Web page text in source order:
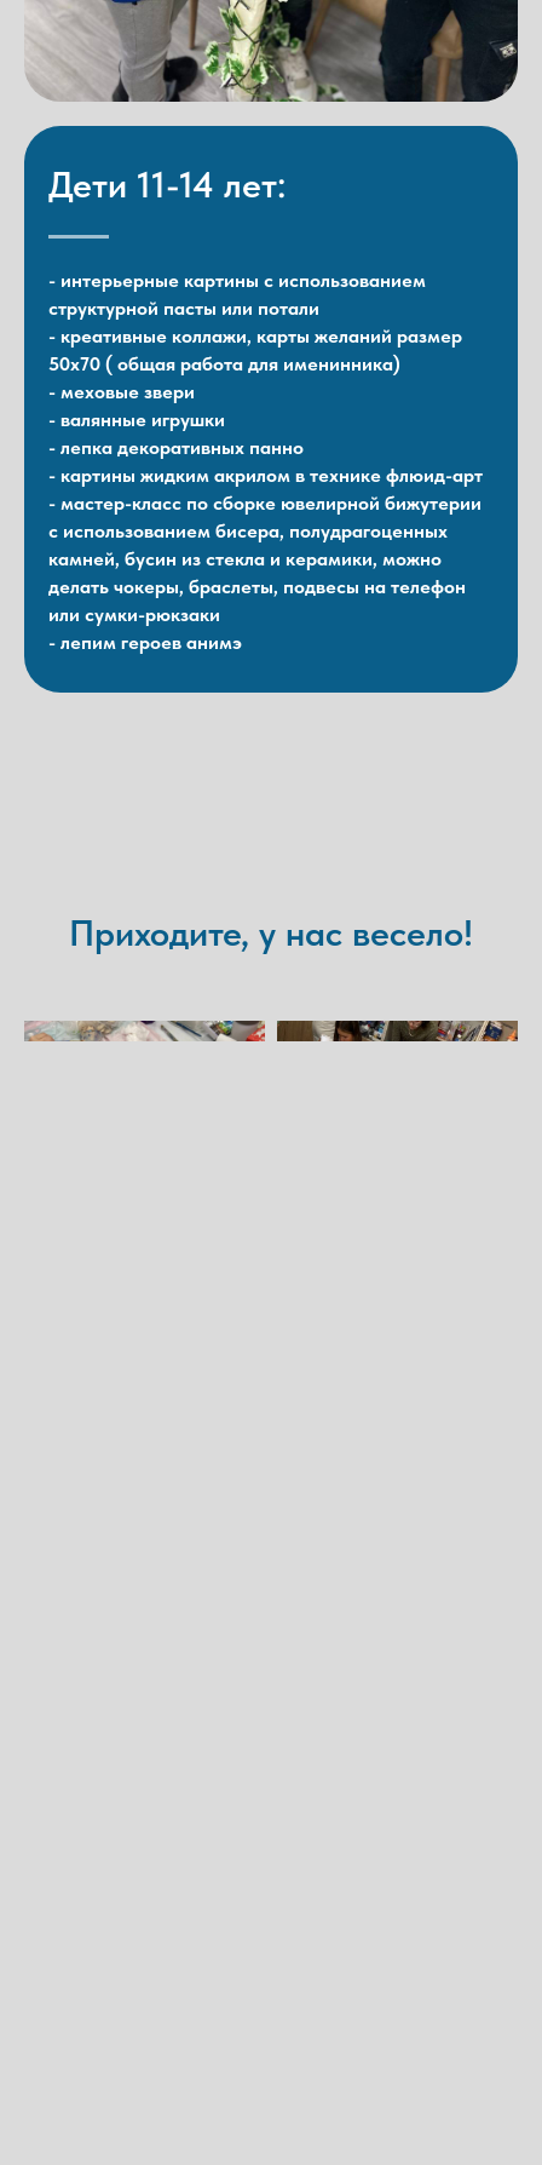
Дети 11-14 лет:
- интерьерные картины с использованием
структурной пасты или потали
- креативные коллажи, карты желаний размер
50х70 ( общая работа для именинника)
- меховые звери
- валянные игрушки
- лепка декоративных панно
- картины жидким акрилом в технике флюид-арт
- мастер-класс по сборке ювелирной бижутерии
с использованием бисера, полудрагоценных
камней, бусин из стекла и керамики, можно
делать чокеры, браслеты, подвесы на телефон
или сумки-рюкзаки
- лепим героев анимэ
Приходите, у нас весело!